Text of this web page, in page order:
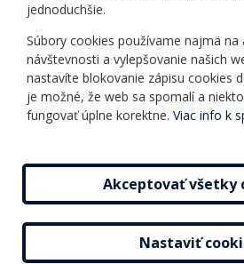
Informácie o kurzoch
Online testy
Ako si vybrať a kúpiť
kurz
Príspevky
jednoduchšie.
Súbory cookies používame najmä na
návštevnosti a vylepšovanie našich
nastavíte blokovanie zápisu cookies
je možné, že web sa spomalí a
fungovať úplne korektne. Viac info k
Akceptovať všetky
Nastaviť